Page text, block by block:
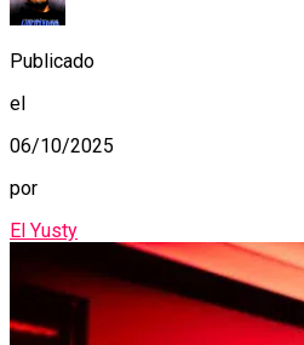
Publicado
el
06/10/2025
por
El Yusty